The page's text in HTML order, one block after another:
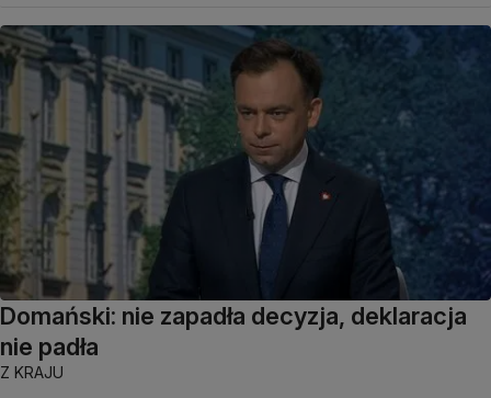
Domański: nie zapadła decyzja, deklaracja
nie padła
Z KRAJU